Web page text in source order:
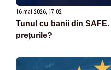
16 mai 2026, 17:02
Tunul cu banii din
prețurile?